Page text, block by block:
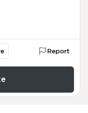
Report